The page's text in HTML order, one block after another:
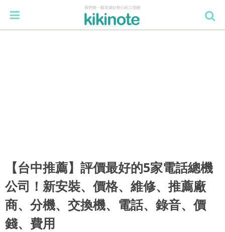
【台中推薦】評價最好的5家電話總機
公司！新安裝、價格、維修、推薦廠
商、分機、交換機、電話、錄音、價
錢、費用